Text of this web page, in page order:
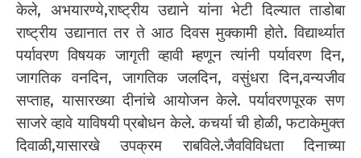
केले, अभयारण्ये,राष्ट्रीय उद्याने यांना भेटी दिल्यात ताडोबा
राष्ट्रीय उद्यानात तर ते आठ दिवस मुक्कामी होते. विद्यार्थ्यात
पर्यावरण विषयक जागृती व्हावी म्हणून त्यांनी पर्यावरण दिन,
जागतिक वनदिन, जागतिक जलदिन, वसुंधरा दिन,वन्यजीव
सप्ताह, यासारख्या दीनांचे आयोजन केले. पर्यावरणपूरक सण
साजरे व्हावे याविषयी प्रबोधन केले. कचर्या ची होळी, फटाकेमुक्त
दिवाळी,यासारखे उपक्रम राबविले.जैवविविधता दिनाच्या